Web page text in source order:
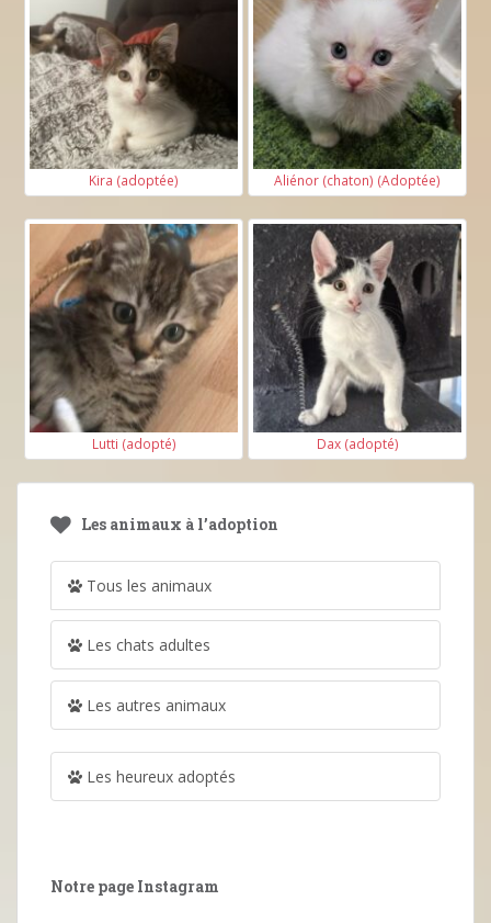
Kira (adoptée) Aliénor (chaton) (Adoptée)
Lutti (adopté) Dax (adopté)
Les animaux à l’adoption
Tous les animaux
Les chats adultes
Les autres animaux
Les heureux adoptés
Notre page Instagram